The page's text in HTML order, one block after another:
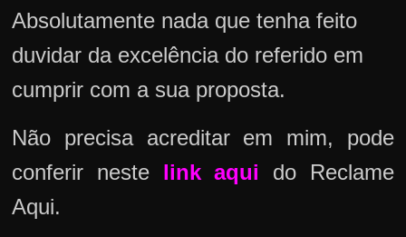
Absolutamente nada que tenha feito
duvidar da excelência do referido em
cumprir com a sua proposta.
Não precisa acreditar em mim, pode
conferir neste link aqui
do Reclame
Aqui.